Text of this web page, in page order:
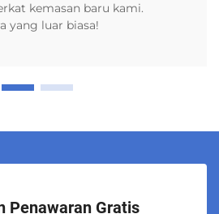
kemasan baru kami.
yang luar biasa!
Penawaran Gratis